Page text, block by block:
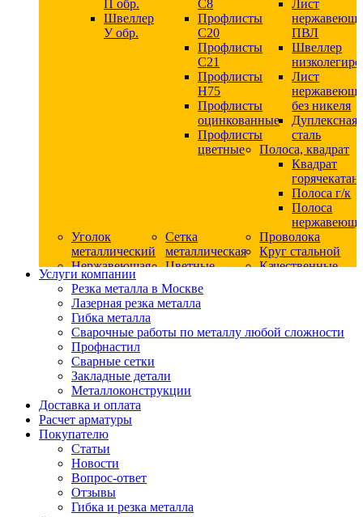
П обр.
Швеллер
У обр.
С8
Профлисты
С20
Профлисты
C21
Профлисты
Н75
Профлисты
оцинкованные
Профлисты
цветные
Лист
ПВЛ
Швеллер
Лист
без никеля
Дуплексная
сталь
Полоса, квадрат
Квадрат
Полоса г/к
Полоса
Уголок
металлический
Сетка
металлическая
Проволока
Круг стальной
Нержавеющая
сталь
Квадрат
нержавеющий
никельсодержащий
Круг
нержавеющий
безникелевый
жаропрочный
Круг
нержавеющий
никельсодержащий
Шестигранник
нержавеющий
никельсодержащий
Шестигранник
нержавеющий
безникелевый
Цветные
Шестигранник
дюралевый
дюралевый
Качественные
Услуги компании
Резка металла в Москве
Лазерная резка металла
Гибка металла
Сварочные работы по металлу любой сложности
Профнастил
Сварные сетки
Закладные детали
Металлоконструкции
Доставка и оплата
Расчет арматуры
Покупателю
Статьи
Новости
Вопрос-ответ
Отзывы
Гибка и резка металла